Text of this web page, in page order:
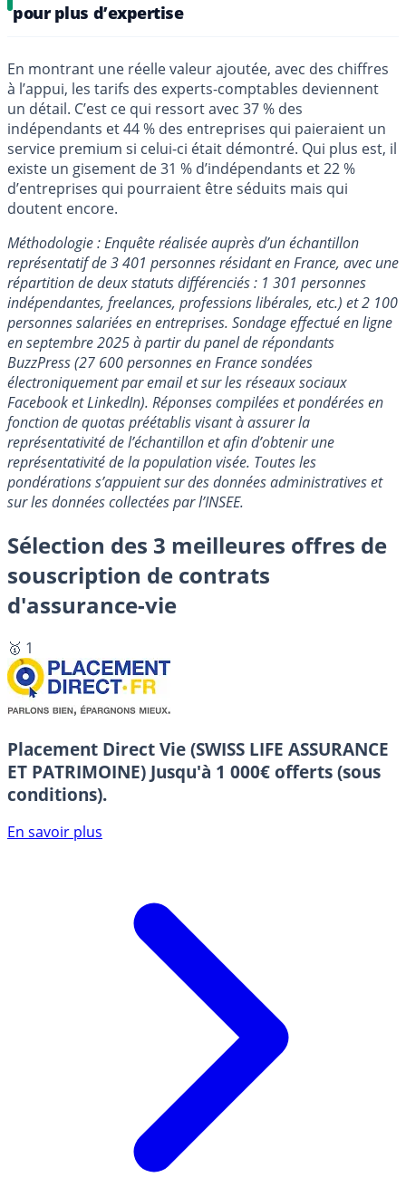
pour plus d’expertise
En montrant une réelle valeur ajoutée, avec des chiffres
à l’appui, les tarifs des experts-comptables deviennent
un détail. C’est ce qui ressort avec 37 % des
indépendants et 44 % des entreprises qui paieraient un
service premium si celui-ci était démontré. Qui plus est, il
existe un gisement de 31 % d’indépendants et 22 %
d’entreprises qui pourraient être séduits mais qui
doutent encore.
Méthodologie : Enquête réalisée auprès d’un échantillon
représentatif de 3 401 personnes résidant en France, avec une
répartition de deux statuts différenciés : 1 301 personnes
indépendantes, freelances, professions libérales, etc.) et 2 100
personnes salariées en entreprises. Sondage effectué en ligne
en septembre 2025 à partir du panel de répondants
BuzzPress (27 600 personnes en France sondées
électroniquement par email et sur les réseaux sociaux
Facebook et LinkedIn). Réponses compilées et pondérées en
fonction de quotas préétablis visant à assurer la
représentativité de l’échantillon et afin d’obtenir une
représentativité de la population visée. Toutes les
pondérations s’appuient sur des données administratives et
sur les données collectées par l’INSEE.
Sélection des 3 meilleures offres de
souscription de contrats
d'assurance-vie
🥇 1
Placement Direct Vie (SWISS LIFE ASSURANCE
ET PATRIMOINE) Jusqu'à 1 000€ offerts (sous
conditions).
En savoir plus